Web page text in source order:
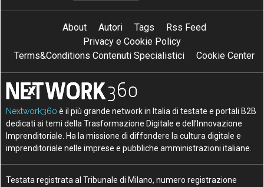
About Autori Tags
Rss Feed
Privacy e Cookie Policy
Terms&Conditions Contenuti Specialistici
Cookie Center
Nextwork360 è il più grande network in Italia di testate e portali B2B
dedicati ai temi della Trasformazione Digitale e dell’Innovazione
Imprenditoriale. Ha la missione di diffondere la cultura digitale e
imprenditoriale nelle imprese e pubbliche amministrazioni italiane.
Testata registrata al Tribunale di Milano, numero registrazione